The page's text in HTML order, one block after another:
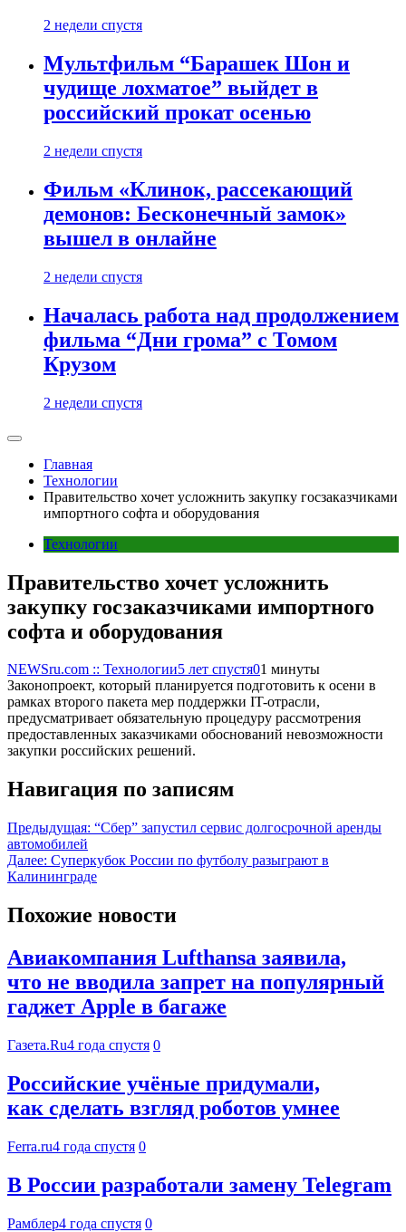
2 недели спустя
Мультфильм “Барашек Шон и
чудище лохматое” выйдет в
российский прокат осенью
2 недели спустя
Фильм «Клинок, рассекающий
демонов: Бесконечный замок»
вышел в онлайне
2 недели спустя
Началась работа над продолжением
фильма “Дни грома” с Томом
Крузом
2 недели спустя
Главная
Технологии
Правительство хочет усложнить закупку госзаказчиками
импортного софта и оборудования
Технологии
Правительство хочет усложнить
закупку госзаказчиками импортного
софта и оборудования
NEWSru.com :: Технологии5 лет спустя01 минуты
Законопроект, который планируется подготовить к осени в
рамках второго пакета мер поддержки IT-отрасли,
предусматривает обязательную процедуру рассмотрения
предоставленных заказчиками обоснований невозможности
закупки российских решений.
Навигация по записям
Предыдущая: “Сбер” запустил сервис долгосрочной аренды
автомобилей
Далее: Суперкубок России по футболу разыграют в
Калининграде
Похожие новости
Авиакомпания Lufthansa заявила,
что не вводила запрет на популярный
гаджет Apple в багаже
Газета.Ru4 года спустя 0
Российские учёные придумали,
как сделать взгляд роботов умнее
Ferra.ru4 года спустя 0
В России разработали замену Telegram
Рамблер4 года спустя 0